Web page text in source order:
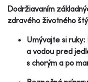
Dodržiavaním
zdravého životného
Umývajte si
a vodou pred
s chorým a po